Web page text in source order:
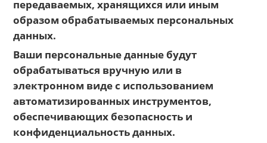
передаваемых, хранящихся или иным
образом обрабатываемых персональных
данных.
Ваши персональные данные будут
обрабатываться вручную или в
электронном виде с использованием
автоматизированных инструментов,
обеспечивающих безопасность и
конфиденциальность данных.